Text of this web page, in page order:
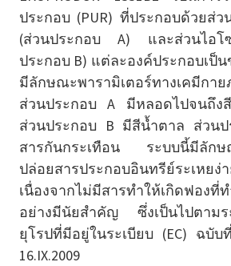
ประกอบ (PUR) ที่ประกอบด้วยส่
(ส่วนประกอบ A) และส่วนไอโ
ประกอบ B) แต่ละองค์ประกอบเป็
มีลักษณะพารามิเตอร์ทางเคมีกา
ส่วนประกอบ A มีหลอดไปจนถึง
ส่วนประกอบ B มีสีน้ำตาล ส่วนป
สารกันกระเทือน ระบบนี้มีลักษ
ปล่อยสารประกอบอินทรีย์ระเหย
เนื่องจากไม่มีสารทำให้เกิดฟองที่
อย่างมีนัยสำคัญ ซึ่งเป็นไปตามร
ยุโรปที่มีอยู่ในระเบียบ (EC) ฉบับ
16.IX.2009